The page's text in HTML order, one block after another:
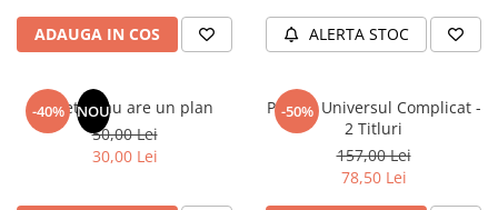
Instrumente de scris
Organizare si Arhivare
Articole scolare
Arta
Caiete si Carnetele scolare
ADAUGA IN COS ALERTA STOC
-40% NOU
Sufletul tau are un plan
50,00 Lei
30,00 Lei
-50%
Pachet Universul Complicat -
2 Titluri
157,00 Lei
78,50 Lei